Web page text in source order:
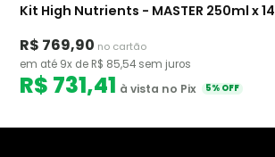
Kit High Nutrients - MASTER 250ml x 14
R$ 769,90 no cartão
em até 9x de R$ 85,54 sem juros
R$ 731,41 à vista no Pix 5% OFF